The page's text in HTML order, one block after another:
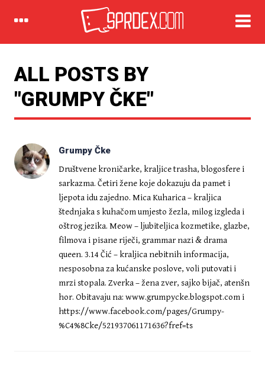
IZDVOJENO
IZDVOJENO
Ruski kemičari u laboratorijskim
uvjetima uspjeli odvojiti čestice
Lokomotive od Dinama
ALL POSTS BY
"GRUMPY ČKE"
Grumpy Čke
Društvene kroničarke, kraljice trasha, blogosfere i
sarkazma. Četiri žene koje dokazuju da pamet i
ljepota idu zajedno. Mica Kuharica – kraljica
štednjaka s kuhačom umjesto žezla, milog izgleda i
oštrog jezika. Meow – ljubiteljica kozmetike, glazbe,
filmova i pisane riječi, grammar nazi & drama
queen. 3.14 Čić – kraljica nebitnih informacija,
nesposobna za kućanske poslove, voli putovati i
mrzi stopala. Zverka – žena zver, sajko bijač, atenšn
hor. Obitavaju na: www.grumpycke.blogspot.com i
https://www.facebook.com/pages/Grumpy-
%C4%8Cke/521937061171636?fref=ts